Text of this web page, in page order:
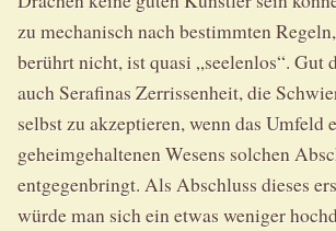
zu mechanisch nach bestimmten
berührt nicht, ist quasi „seelenlos“. Gut
auch Serafinas Zerrissenheit, die
selbst zu akzeptieren, wenn das Umfeld
geheimgehaltenen Wesens solchen
entgegenbringt. Als Abschluss dieses
würde man sich ein etwas weniger